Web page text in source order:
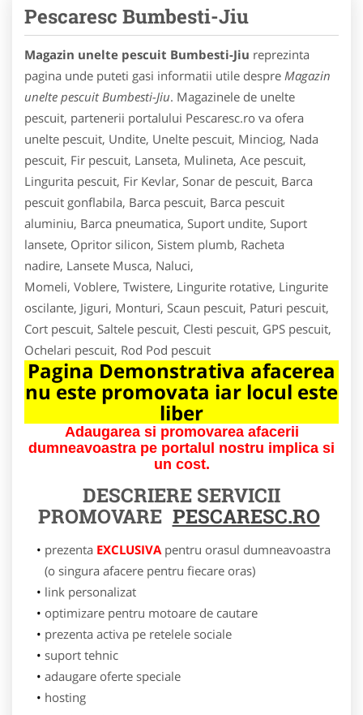
Pescaresc Bumbesti-Jiu
Magazin unelte pescuit Bumbesti-Jiu reprezinta
pagina unde puteti gasi informatii utile despre Magazin
unelte pescuit Bumbesti-Jiu. Magazinele de unelte
pescuit, partenerii portalului Pescaresc.ro va ofera
unelte pescuit, Undite, Unelte pescuit, Minciog, Nada
pescuit, Fir pescuit, Lanseta, Mulineta, Ace pescuit,
Lingurita pescuit, Fir Kevlar, Sonar de pescuit, Barca
pescuit gonflabila, Barca pescuit, Barca pescuit
aluminiu, Barca pneumatica, Suport undite, Suport
lansete, Opritor silicon, Sistem plumb, Racheta
nadire, Lansete Musca, Naluci,
Momeli, Voblere, Twistere, Lingurite rotative, Lingurite
oscilante, Jiguri, Monturi, Scaun pescuit, Paturi pescuit,
Cort pescuit, Saltele pescuit, Clesti pescuit, GPS pescuit,
Ochelari pescuit, Rod Pod pescuit
Pagina Demonstrativa afacerea
nu este promovata iar locul este
liber
Adaugarea si promovarea afacerii
dumneavoastra pe portalul nostru implica si
un cost.
DESCRIERE SERVICII
PROMOVARE PESCARESC.RO
prezenta EXCLUSIVApentru orasul dumneavoastra
(o singura afacere pentru fiecare oras)
link personalizat
optimizare pentru motoare de cautare
prezenta activa pe retelele sociale
suport tehnic
adaugare oferte speciale
hosting